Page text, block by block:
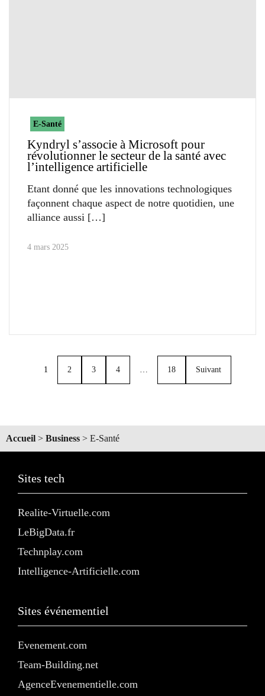
E-Santé
Kyndryl s’associe à Microsoft pour
révolutionner le secteur de la santé avec
l’intelligence artificielle
Etant donné que les innovations technologiques
façonnent chaque aspect de notre quotidien, une
alliance aussi
4 mars 2025
1 2 3 4 18 Suivant
Accueil > Business > E-Santé
Sites tech
Realite-Virtuelle.com
LeBigData.fr
Technplay.com
Intelligence-Artificielle.com
Sites événementiel
Evenement.com
Team-Building.net
AgenceEvenementielle.com